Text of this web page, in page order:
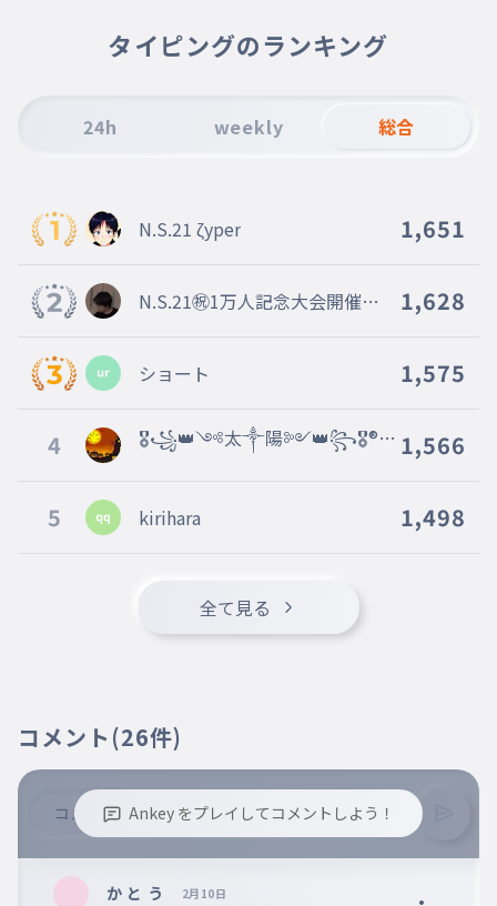
ぎたらくる
ブハラ
014
とーどー
ねてろ
りっぽー
ベンドット
セドカン
019 マジタニ
022 ジョネス
じょねす
023 ゲレタ
げれた
024
タイピングのランキング
24h weekly 総合
N.S.21 ζyper 1,651
N.S.21㊗︎1万人記念大会開催中
1,628
ショート 1,575
4
🎖꧁👑༺太༒陽༻👑꧂🎖®フ 1,566
5 kirihara 1,498
全て見る
コメント (26件)
Ankey をプレイしてコメントしよう！
※コメントするには、ログインが必要です。
か と う 2月10日